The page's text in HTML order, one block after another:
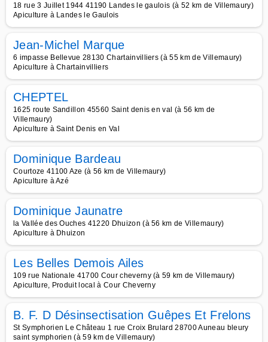
18 rue 3 Juillet 1944 41190 Landes le gaulois (à 52 km de Villemaury)
Apiculture à Landes le Gaulois
Jean-Michel Marque
6 impasse Bellevue 28130 Chartainvilliers (à 55 km de Villemaury)
Apiculture à Chartainvilliers
CHEPTEL
1625 route Sandillon 45560 Saint denis en val (à 56 km de
Villemaury)
Apiculture à Saint Denis en Val
Dominique Bardeau
Courtoze 41100 Aze (à 56 km de Villemaury)
Apiculture à Azé
Dominique Jaunatre
la Vallée des Ouches 41220 Dhuizon (à 56 km de Villemaury)
Apiculture à Dhuizon
Les Belles Demois Ailes
109 rue Nationale 41700 Cour cheverny (à 59 km de Villemaury)
Apiculture, Produit local à Cour Cheverny
B. F. D Désinsectisation Guêpes Et Frelons
St Symphorien Le Château 1 rue Croix Brulard 28700 Auneau bleury
saint symphorien (à 59 km de Villemaury)